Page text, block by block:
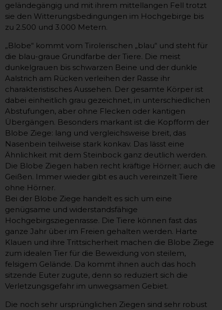
geländegängig und mit ihrem mittellangen Fell trotzt
sie den Witterungsbedingungen im Hochgebirge bis
zu 2.500 und 3.000 Metern.
„Blobe“ kommt vom Tirolerischen „blau“ und steht für
die blau-graue Grundfarbe der Tiere. Die meist
dunkelgrauen bis schwarzen Beine und der dunkle
Aalstrich am Rücken verleihen der Rasse ihr
charakteristisches Aussehen. Der gesamte Körper ist
dabei einheitlich grau gezeichnet, in unterschiedlichen
Abstufungen, aber ohne Flecken oder kantigen
Übergängen. Besonders markant ist die Kopfform der
Blobe Ziege: lang und vergleichsweise breit, das
Nasenbein teilweise stark konkav. Das lässt eine
Ähnlichkeit mit dem Steinbock ganz deutlich werden.
Die Blobe Ziegen haben recht kräftige Hörner; auch die
Geißen. Immer wieder gibt es auch vereinzelt Tiere
ohne Hörner.
Bei der Blobe Ziege handelt es sich um eine
genügsame und widerstandsfähige
Hochgebirgsziegenrasse. Die Tiere können fast das
ganze Jahr über im Freien gehalten werden. Harte
Klauen und ihre Trittsicherheit machen die Blobe Ziege
zum idealen Tier für die Beweidung von steilem,
felsigem Gelände. Da kommt ihnen auch das hoch
sitzende Euter zugute, denn so reduziert sich die
Verletzungsgefahr im unwegsamen Gebiet.
Die noch sehr ursprünglichen Ziegen sind sehr robust